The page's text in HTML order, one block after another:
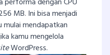
MB. Ini bisa menjadi
mulai mendapatkan
kamu mengelola
WordPress.